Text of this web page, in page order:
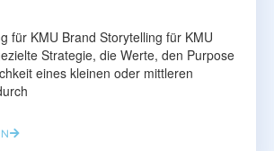
für KMU Brand Storytelling für KMU
Strategie, die Werte, den Purpose
eines kleinen oder mittleren